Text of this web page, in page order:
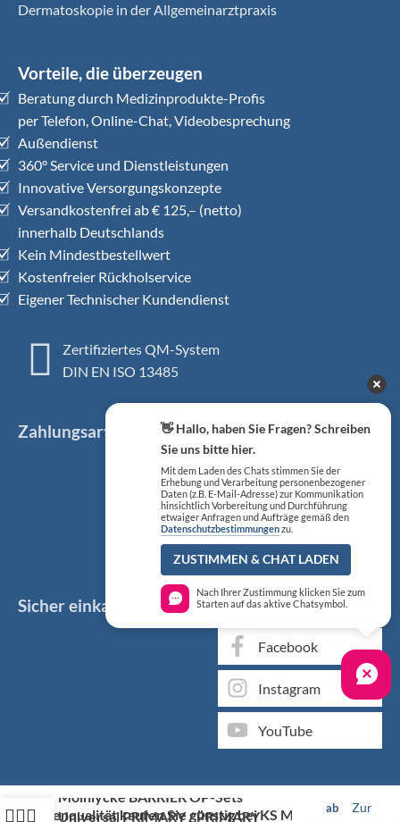
Dermatoskopie in der Allgemeinarztpraxis
Vorteile, die überzeugen
Beratung durch Medizinprodukte-Profis
per Telefon, Online-Chat, Videobesprechung
Außendienst
360° Service und Dienstleistungen
Innovative Versorgungskonzepte
Versandkostenfrei ab € 125,– (netto)
innerhalb Deutschlands
Kein Mindestbestellwert
Kostenfreier Rückholservice
Eigener Technischer Kundendienst
Zertifiziertes QM-System
DIN EN ISO 13485
Zahlungsarten
Sicher einkaufen Social Media
Facebook
Instagram
YouTube
Markenqualität kaufen Sie günstig bei KS Medizintechnik
Mölnlycke BARRIER OP-Sets
Universal PRIMARY / PRIMARY
ab
Zur
👋 Hallo, haben Sie Fragen? Schreiben
Sie uns bitte hier.
Mit dem Laden des Chats stimmen Sie der
Erhebung und Verarbeitung personenbezogener
Daten (z.B. E-Mail-Adresse) zur Kommunikation
hinsichtlich Vorbereitung und Durchführung
etwaiger Anfragen und Aufträge gemäß den
Datenschutzbestimmungenzu.
ZUSTIMMEN & CHAT LADEN
Nach Ihrer Zustimmung klicken Sie zum
Starten auf das aktive Chatsymbol.